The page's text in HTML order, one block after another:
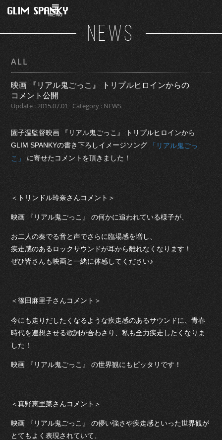
MENU
NEWS
ALL
映画 『リアル鬼ごっこ』 トリプルヒロインからの
コメント公開
Update : 2015.07.01 _Category : NEWS
園子温監督映画 『リアル鬼ごっこ』 トリプルヒロインから
GLIM SPANKYの書き下ろしイメージソング 「リアル鬼ごっ
こ」
に寄せたコメントを頂きました！
＜トリンドル玲奈さんコメント＞
映画 『リアル鬼ごっこ』 の何かに追われている様子が、
お二人の奏でる音と声でさらに臨場感を増し、
疾走感のあるロックサウンドが耳から離れなくなります！
ぜひ皆さんも映画と一緒に体感してください♪
＜篠田麻里子さんコメント＞
今にも走りだしたくなるような疾走感のあるサウンドに、青春
時代を連想させる歌詞が合わさり、私も全力疾走したくなりま
した！
映画 『リアル鬼ごっこ』 の世界観にもピッタリです！
＜真野恵里菜さんコメント＞
映画 『リアル鬼ごっこ』 の儚い強さや疾走感といった世界観が
とてもよく表現されていて、